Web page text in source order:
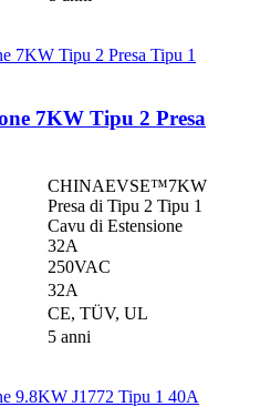
7KW Tipu 2 Presa
CHINAEVSE™️7KW
Presa di Tipu 2 Tipu 1
Cavu di Estensione
32A
250VAC
32A
CE, TÜV, UL
5 anni